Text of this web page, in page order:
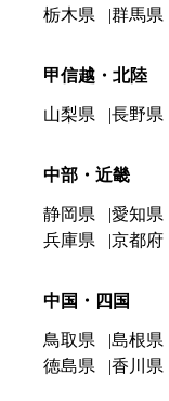
栃木県
群馬県
甲信越・北陸
山梨県 長野県
中部・近畿
静岡県 愛知県
兵庫県
京都府
中国・四国
鳥取県 島根県
徳島県
香川県